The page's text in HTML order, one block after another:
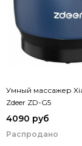
Умный массажер
Zdeer ZD-G5
4090 руб
Распродано